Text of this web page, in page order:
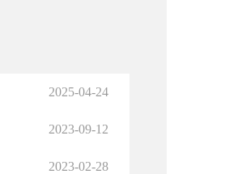
2025-04-24
2023-09-12
2023-02-28